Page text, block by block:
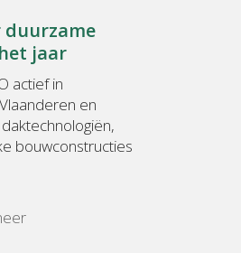
duurzame
jaar
actief in
en
bouwconstructies